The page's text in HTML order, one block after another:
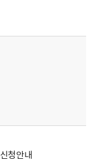
청안내